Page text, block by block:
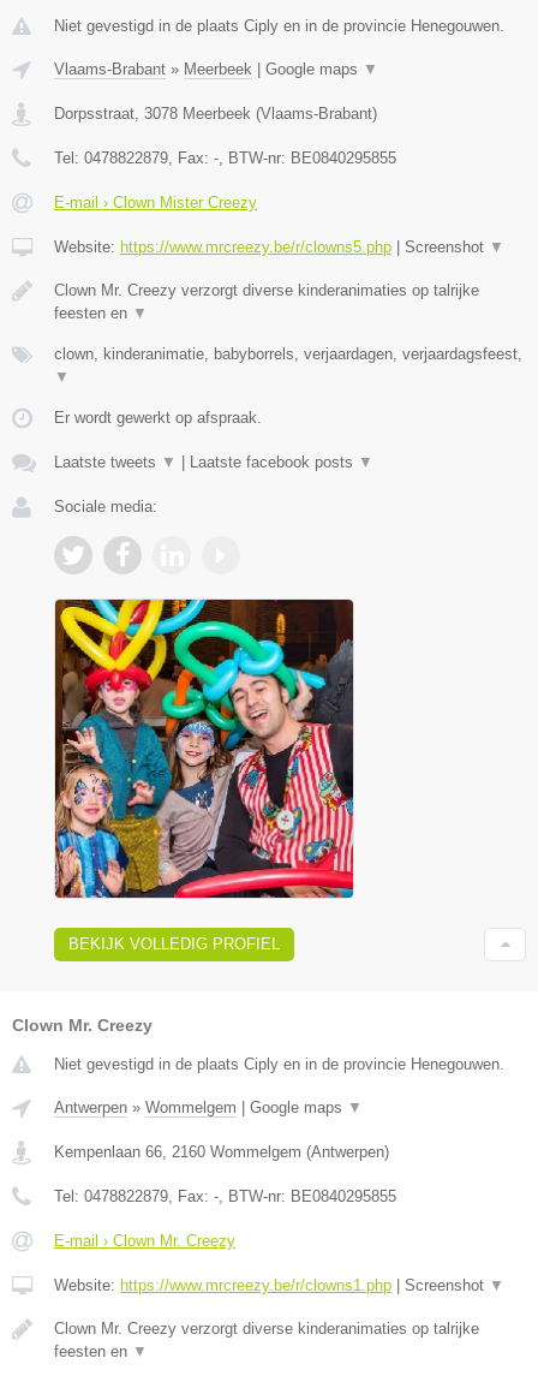
Niet gevestigd in de plaats Ciply en in de provincie Henegouwen.
Vlaams-Brabant » Meerbeek Google maps ▼
Dorpsstraat, 3078 Meerbeek (Vlaams-Brabant)
Tel: 0478822879, Fax: -, BTW-nr: BE0840295855
E-mail › Clown Mister Creezy
Website: https://www.mrcreezy.be/r/clowns5.php Screenshot ▼
Clown Mr. Creezy verzorgt diverse kinderanimaties op talrijke
feesten en ▼
clown, kinderanimatie, babyborrels, verjaardagen, verjaardagsfeest,
▼
Er wordt gewerkt op afspraak.
Laatste tweets ▼ Laatste facebook posts ▼
Sociale media:
BEKIJK VOLLEDIG PROFIEL
Clown Mr. Creezy
Niet gevestigd in de plaats Ciply en in de provincie Henegouwen.
Antwerpen » Wommelgem Google maps ▼
Kempenlaan 66, 2160 Wommelgem (Antwerpen)
Tel: 0478822879, Fax: -, BTW-nr: BE0840295855
E-mail › Clown Mr. Creezy
Website: https://www.mrcreezy.be/r/clowns1.php Screenshot ▼
Clown Mr. Creezy verzorgt diverse kinderanimaties op talrijke
feesten en ▼